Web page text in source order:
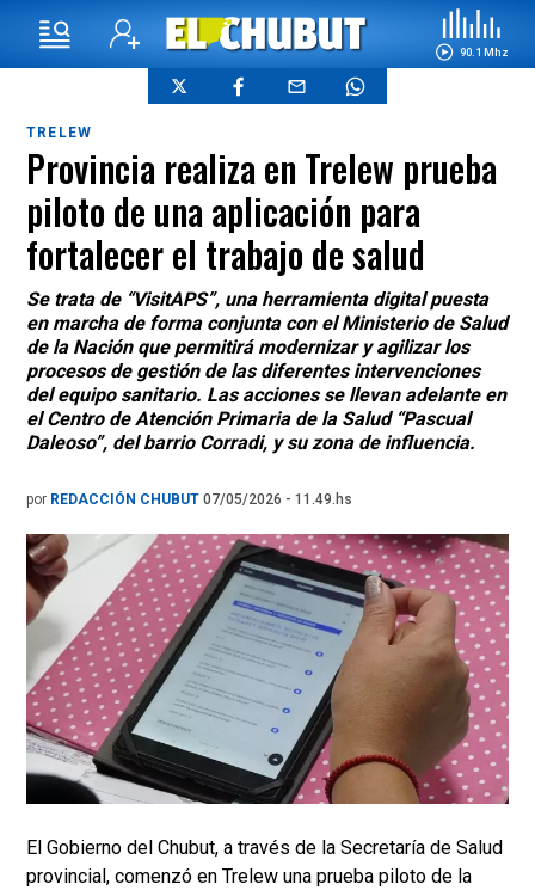
90.1 Mhz
TRELEW
Provincia realiza en Trelew prueba
piloto de una aplicación para
fortalecer el trabajo de salud
Se trata de “VisitAPS”, una herramienta digital puesta
en marcha de forma conjunta con el Ministerio de Salud
de la Nación que permitirá modernizar y agilizar los
procesos de gestión de las diferentes intervenciones
del equipo sanitario. Las acciones se llevan adelante en
el Centro de Atención Primaria de la Salud “Pascual
Daleoso”, del barrio Corradi, y su zona de influencia.
por REDACCIÓN CHUBUT 07/05/2026 - 11.49.hs
El Gobierno del Chubut, a través de la Secretaría de Salud
provincial, comenzó en Trelew una prueba piloto de la